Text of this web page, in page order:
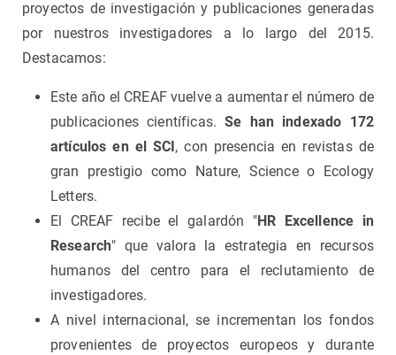
proyectos de investigación y publicaciones generadas
por nuestros investigadores a lo largo del 2015.
Destacamos:
Este año el CREAF vuelve a aumentar el número de
publicaciones científicas.Se han indexado 172
artículos en el SCI, con presencia en revistas de
gran prestigio como Nature, Science o Ecology
Letters.
El CREAF recibe el galardón "HR Excellence in
Research" que valora la estrategia en recursos
humanos del centro para el reclutamiento de
investigadores.
A nivel internacional, se incrementan los fondos
provenientes de proyectos europeos y durante